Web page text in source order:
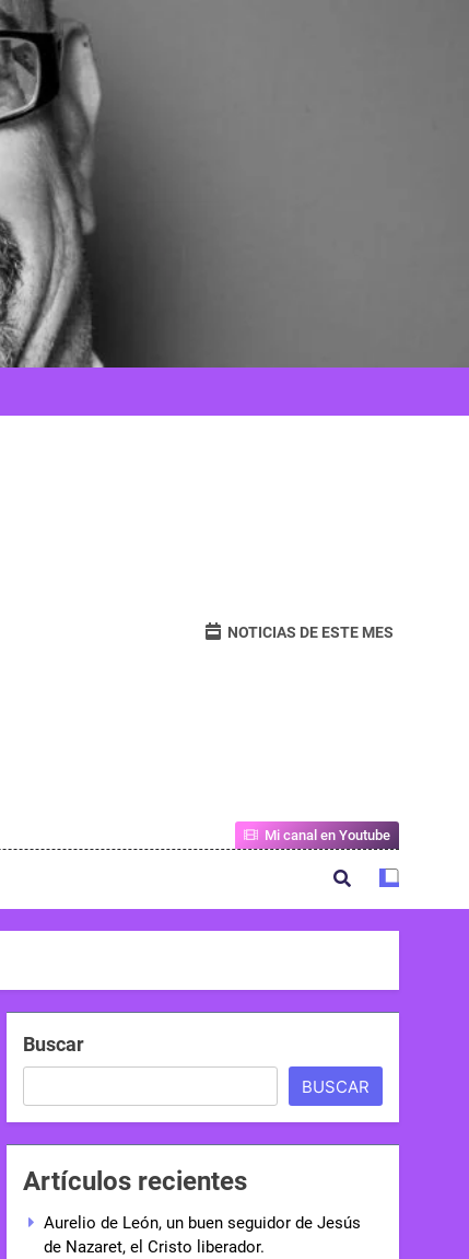
NOTICIAS DE ESTE MES
Mi canal en Youtube
Buscar
BUSCAR
Artículos recientes
Aurelio de León, un buen seguidor de Jesús
de Nazaret, el Cristo liberador.